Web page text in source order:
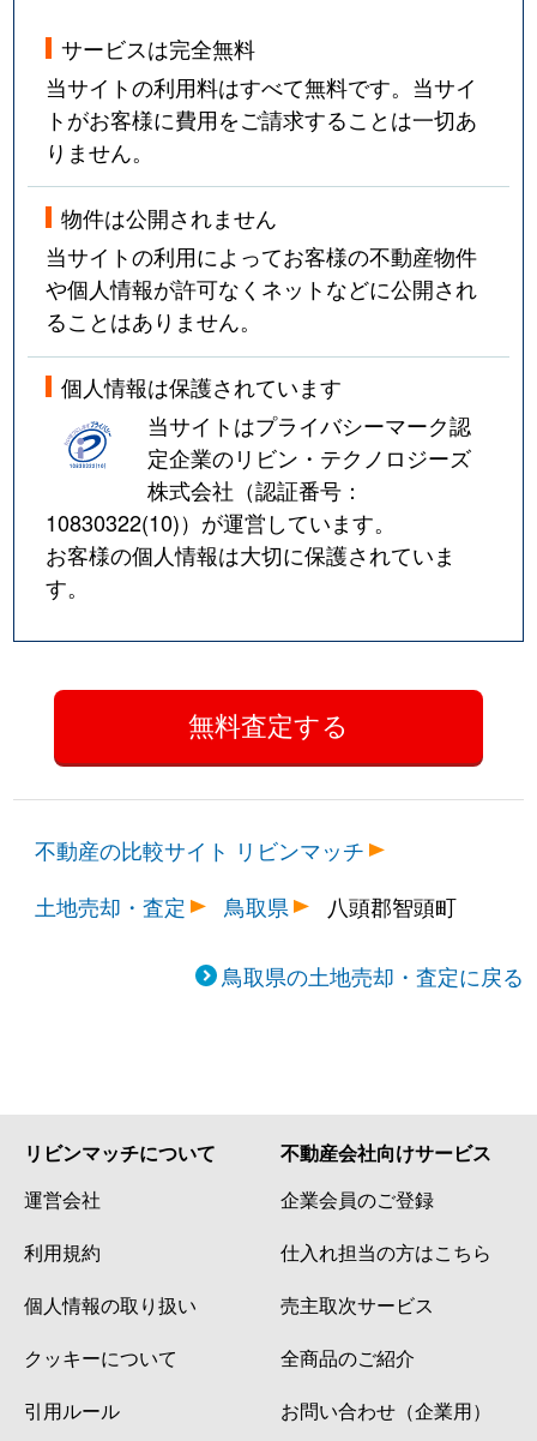
サービスは完全無料
当サイトの利用料はすべて無料です。当サイ
トがお客様に費用をご請求することは一切あ
りません。
物件は公開されません
当サイトの利用によってお客様の不動産物件
や個人情報が許可なくネットなどに公開され
ることはありません。
個人情報は保護されています
当サイトはプライバシーマーク認
定企業のリビン・テクノロジーズ
株式会社（認証番号：
10830322(10)）が運営しています。
お客様の個人情報は大切に保護されていま
す。
不動産の比較サイト リビンマッチ
土地売却・査定
鳥取県 八頭郡智頭町
鳥取県の土地売却・査定に戻る
リビンマッチについて
運営会社
利用規約
個人情報の取り扱い
クッキーについて
引用ルール
不動産会社向けサービス
企業会員のご登録
仕入れ担当の方はこちら
売主取次サービス
全商品のご紹介
お問い合わせ（企業用）